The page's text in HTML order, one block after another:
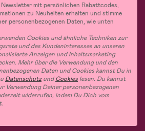
mit persönlichen Rabattcodes,
zu Neuheiten erhalten und stimme
personenbezogenen Daten, wie unten
Cookies und ähnliche Techniken zur
und des Kundeninteresses an unseren
Anzeigen und Inhaltsmarketing
Mehr über die Verwendung und den
Daten und Cookies kannst Du in
DatenschutzundCookies lesen. Du kannst
Verwendung Deiner personenbezogenen
widerrufen, indem Du Dich vom